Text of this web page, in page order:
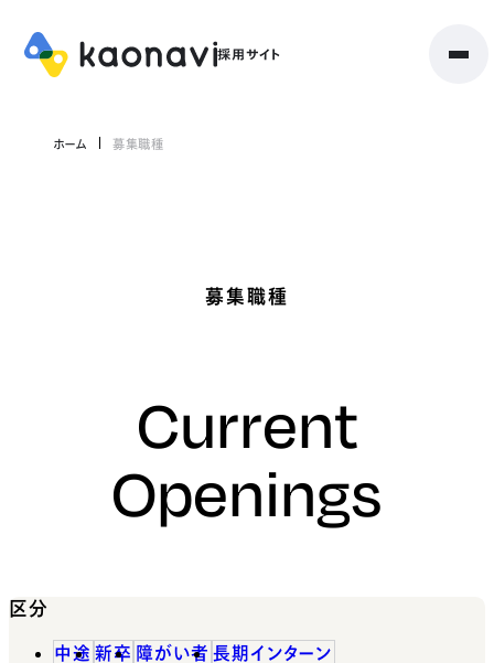
ホーム 募集職種
募集職種
Current
Openings
区分
中途 新卒 障がい者 長期インターン